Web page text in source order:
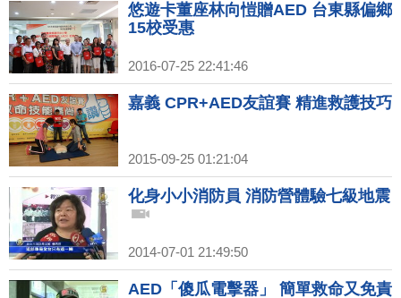
悠遊卡董座林向愷贈AED 台東縣偏鄉
15校受惠
2016-07-25 22:41:46
嘉義 CPR+AED友誼賽 精進救護技巧
2015-09-25 01:21:04
化身小小消防員 消防營體驗七級地震
2014-07-01 21:49:50
AED「傻瓜電擊器」 簡單救命又免責